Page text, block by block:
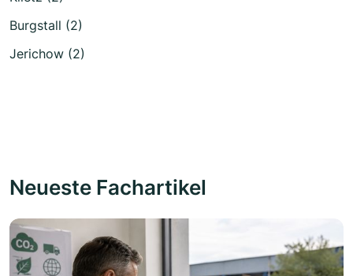
Burgstall (2)
Jerichow (2)
Neueste Fachartikel